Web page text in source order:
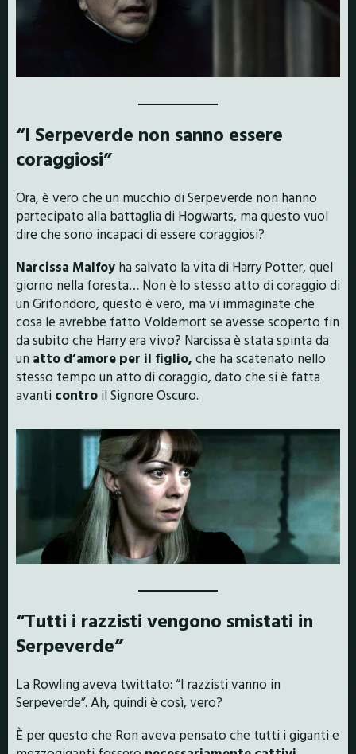
“I Serpeverde non sanno essere
coraggiosi”
Ora, è vero che un mucchio di Serpeverde non hanno
partecipato alla battaglia di Hogwarts, ma questo vuol
dire che sono incapaci di essere coraggiosi?
Narcissa Malfoy ha salvato la vita di Harry Potter, quel
giorno nella foresta… Non è lo stesso atto di coraggio di
un Grifondoro, questo è vero, ma vi immaginate che
cosa le avrebbe fatto Voldemort se avesse scoperto fin
da subito che Harry era vivo? Narcissa è stata spinta da
un atto d’amore per il figlio,che ha scatenato nello
stesso tempo un atto di coraggio, dato che si è fatta
avanti contro il Signore Oscuro.
“Tutti i razzisti vengono smistati in
Serpeverde”
La Rowling aveva twittato: “I razzisti vanno in
Serpeverde”. Ah, quindi è così, vero?
È per questo che Ron aveva pensato che tutti i giganti e